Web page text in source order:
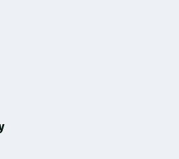
do sekcji poniżej.